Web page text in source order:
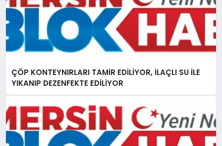
ÇÖP KONTEYNIRLARI TAMİR EDİLİYOR, İLAÇLI SU İLE
YIKANIP DEZENFEKTE EDİLİYOR